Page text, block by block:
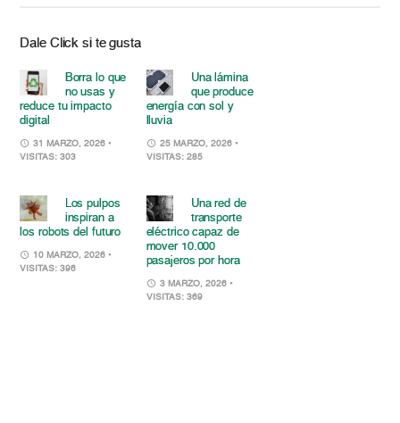
Dale Click si te gusta
Borra lo que
no usas y
reduce tu impacto
digital
31 MARZO, 2026 •
VISITAS: 303
Una lámina
que produce
energía con sol y
lluvia
25 MARZO, 2026 •
VISITAS: 285
Los pulpos
inspiran a
los robots del futuro
10 MARZO, 2026 •
VISITAS: 396
Una red de
transporte
eléctrico capaz de
mover 10.000
pasajeros por hora
3 MARZO, 2026 •
VISITAS: 369